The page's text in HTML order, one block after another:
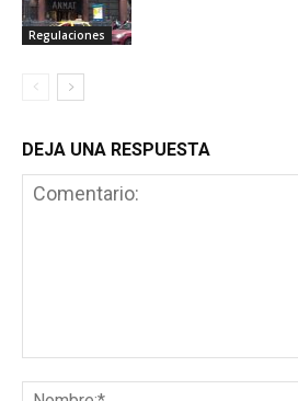
Regulaciones
DEJA UNA RESPUESTA